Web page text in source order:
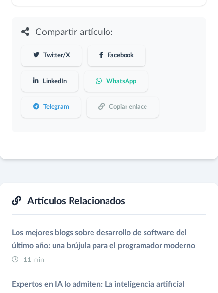
Compartir artículo:
Twitter/X Facebook
LinkedIn WhatsApp
Telegram Copiar enlace
Artículos Relacionados
Los mejores blogs sobre desarrollo de software del
último año: una brújula para el programador moderno
11 min
Expertos en IA lo admiten: La inteligencia artificial